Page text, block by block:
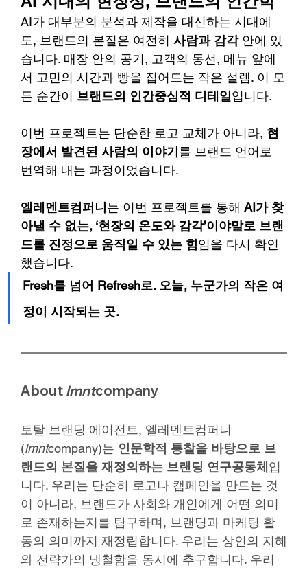
AI가 대부분의 분석과 제작을 대신하는 시대에
도, 브랜드의 본질은 여전히 사람과 감각 안에 있
습니다. 매장 안의 공기, 고객의 동선, 메뉴 앞에
서 고민의 시간과 빵을 집어드는 작은 설렘. 이 모
든 순간이 브랜드의 인간중심적 디테일입니다.
이번 프로젝트는 단순한 로고 교체가 아니라, 현
장에서 발견된 사람의 이야기 를 브랜드 언어로
번역해 내는 과정이었습니다.
엘레멘트컴퍼니 는 이번 프로젝트를 통해 AI가 찾
아낼 수 없는, ‘현장의 온도와 감각’이야말로 브랜
드를 진정으로 움직일 수 있는 힘임을 다시 확인
했습니다.
Fresh를 넘어 Refresh로. 오늘, 누군가의 작은 여
정이 시작되는 곳.
About lmntcompany
토탈 브랜딩 에이전트, 엘레멘트컴퍼니
(lmntcompany)는 인문학적 통찰을 바탕으로 브
랜드의 본질을 재정의하는 브랜딩 연구공동체 입
니다. 우리는 단순히 로고나 캠페인을 만드는 것
이 아니라, 브랜드가 사회와 개인에게 어떤 의미
로 존재하는지를 탐구하며, 브랜딩과 마케팅 활
동의 의미까지 재정립합니다. 우리는 상인의 지혜
와 전략가의 냉철함을 동시에 추구합니다. 우리